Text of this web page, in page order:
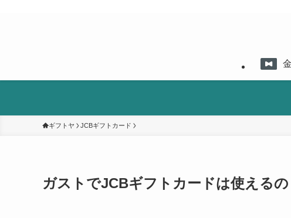
ギフトヤ JCBギフトカード
ガストでJCBギフトカードは使える